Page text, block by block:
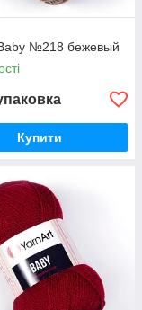
№218 бежевый
Купити